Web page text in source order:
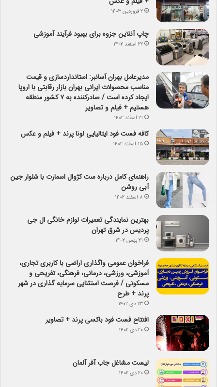
۲ فروردین ۱۴۰۳
چاپ آنلاین جزوه برای بهبود فرآیند آموزشی
۲۲ اسفند ۱۴۰۲
مدیرعامل بهران آسانبر: استانداردسازی و قیمت
مناسب محصولات ایرانی بهران بازار رقابتی با اروپا
ایجاد کرده است / صادرکننده به ۷ کشور منطقه
هستیم + فیلم و تصاویر
۲۱ اسفند ۱۴۰۲
کافه فست فود ایتالیایی لونا پرند + فیلم و عکس
۱۵ اسفند ۱۴۰۲
راهنمای کامل درباره ست کژوال اسمارت با شلوار جین
آبی روشن
۸ اسفند ۱۴۰۲
بهترین نمایندگی تعمیرات لوازم خانگی ال جی
پردیس در شرق تهران
۲۱ بهمن ۱۴۰۲
فراخوان عمومی واگذاری اراضی با کاربری تجاری،
آموزشی، ورزشی، درمانی، فرهنگی، تفریحی و
مسکونی / فرصت استثنایی سرمایه گذاری در شهر
پرند + طرح
۲۳ دی ۱۴۰۲
افتتاح فست فود باکسی پرند + تصاویر
۲۰ دی ۱۴۰۲
لیست مشاغل جاب آفر آلمان
۲۰ دی ۱۴۰۲